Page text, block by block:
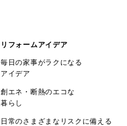
リフォームアイデア
毎日の家事がラクになる
アイデア
創エネ・断熱のエコな
暮らし
日常のさまざまなリスクに備える